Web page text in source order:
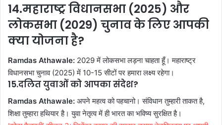
14.महाराष्ट्र विधानसभा (2025) और
लोकसभा (2029) चुनाव के लिए आपकी
क्या योजना है?
Ramdas Athawale: 2029 में लोकसभा लड़ना चाहता हूँ। महाराष्ट्र
विधानसभा चुनाव (2025) में 10-15 सीटों पर हमारा लक्ष्य रहेगा।
15.दलित युवाओं को आपका संदेश?
Ramdas Athawale: अपने महत्व को पहचानो। संविधान तुम्हारी ताकत है,
शिक्षा तुम्हारा हथियार है। युवा नेतृत्व में ही भारत का भविष्य सुरक्षित है।